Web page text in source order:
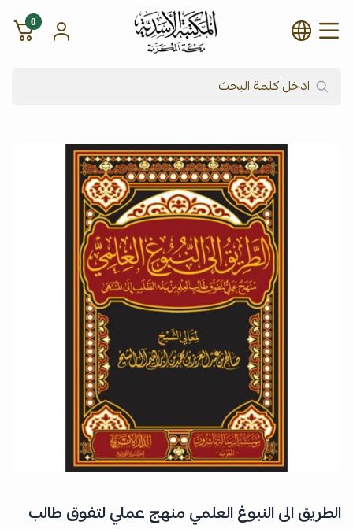
شركة المكتبة الأسدية للنشر
0
الطريق الى النبوغ العلمي منهج عملي لتفوق طالب